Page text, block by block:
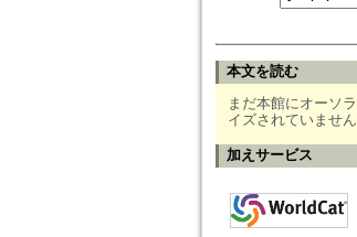
本文を読む
まだ本館にオーソラ
イズされていません
加えサービス